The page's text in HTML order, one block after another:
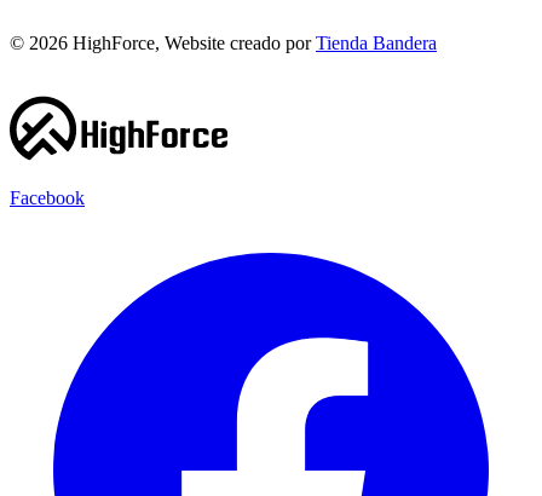
© 2026 HighForce, Website creado por Tienda Bandera
Facebook